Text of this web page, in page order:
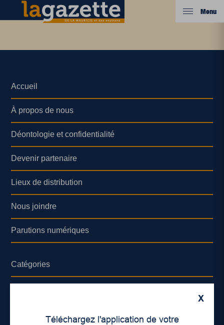
Menu
X
Téléchargez l'application de votre
Accueil
À propos de nous
Déontologie et confidentialité
Devenir partenaire
Lieux de distribution
Nous joindre
Parutions numériques
Catégories